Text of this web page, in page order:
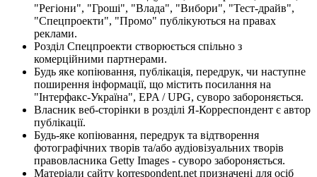
"Регіони", "Гроші", "Влада", "Вибори", "Тест-драйв",
"Спецпроекти", "Промо" публікуються на правах
реклами.
Розділ Спецпроекти створюється спільно з
комерційними партнерами.
Будь яке копіювання, публікація, передрук, чи наступне
поширення інформації, що містить посилання на
"Інтерфакс-Україна", EPA / UPG, суворо забороняється.
Власник веб-сторінки в розділі Я-Корреспондент є автор
публікації.
Будь-яке копіювання, передрук та відтворення
фотографічних творів та/або аудіовізуальних творів
правовласника Getty Images - суворо забороняється.
Матеріали сайту korrespondent.net призначені для осіб